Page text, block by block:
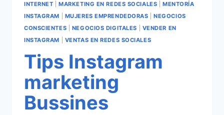
INTERNET |MARKETING EN REDES SOCIALES
MENTORÍA
INSTAGRAM
MUJERES EMPRENDEDORAS |NEGOCIOS
CONSCIENTES
NEGOCIOS DIGITALES
VENDER EN
INSTAGRAM
VENTAS EN REDES SOCIALES
Tips Instagram
marketing
Bussines